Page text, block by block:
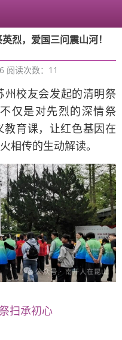
烈，爱国三问震山河！
读次数： 11
校友会发起的清明祭
仅是对先烈的深情祭
育课，让红色基因在
相传的生动解读。
扫承初心